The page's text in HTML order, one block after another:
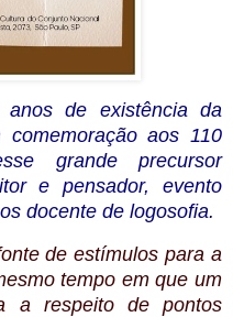
de existência da
aos 110
grande precursor
e pensador, evento
docente de logosofia.
de estímulos para a
tempo em que um
a respeito de pontos